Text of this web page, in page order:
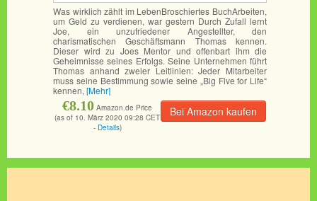
Was wirklich zählt im LebenBroschiertes BuchArbeiten,
um Geld zu verdienen, war gestern Durch Zufall lernt
Joe, ein unzufriedener Angestellter, den
charismatischen Geschäftsmann Thomas kennen.
Dieser wird zu Joes Mentor und offenbart ihm die
Geheimnisse seines Erfolgs. Seine Unternehmen führt
Thomas anhand zweier Leitlinien: Jeder Mitarbeiter
muss seine Bestimmung sowie seine „Big Five for Life“
kennen, [Mehr]
Bei Amazon kaufen
€8.10 Amazon.de Price
(as of 10. März 2020 09:28 CET
- Details)